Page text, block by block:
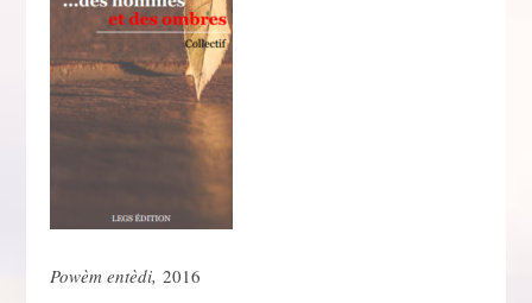
Powèm entèdi,2016